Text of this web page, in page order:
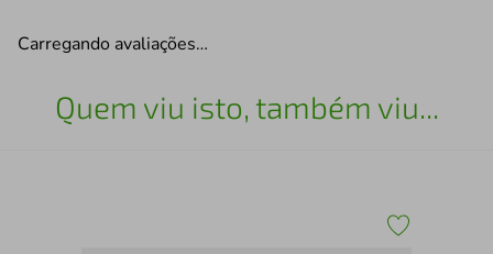
Carregando avaliações…
Quem viu isto, também viu...